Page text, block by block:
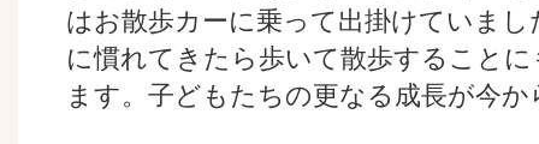
はお散歩カーに乗って出掛けていま
に慣れてきたら歩いて散歩すること
ます。子どもたちの更なる成長が今